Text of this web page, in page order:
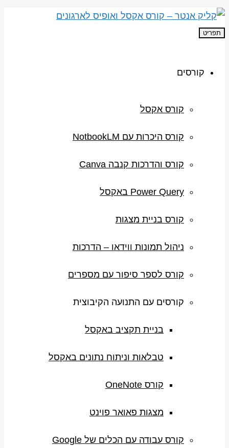
תפריט
קורסים
קורס אקסל
קורס היכרות עם NotbookLM
קורס והדרכות קנבה Canva
Power Query באקסל
קורס בניית מצגות
ניהול תמונות ווידאו – הדרכות
קורס לספר סיפור עם מספרים
קורסים עם התנועה הקיבוצית
בניית תקציב באקסל
טבלאות וניתוח נתונים באקסל
קורס OneNote
מצגות פאואר פוינט
קורס עבודה עם הכלים של Google